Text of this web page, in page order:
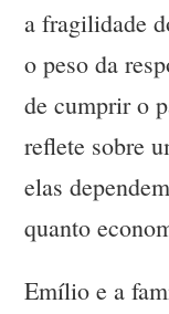
a fragilidade
o peso da
de cumprir o
reflete sobre
elas
quanto
Emílio e a